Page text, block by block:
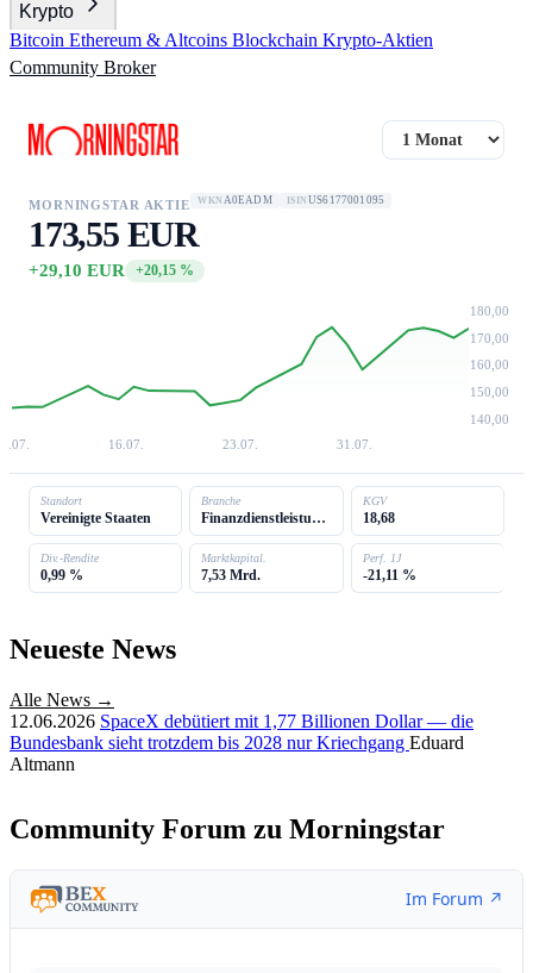
Krypto
Bitcoin Ethereum & Altcoins Blockchain Krypto-Aktien
Community Broker
MORNINGSTAR AKTIE WKN A0EADM ISIN US6177001095
173,55 EUR
+29,10 EUR +20,15 %
180,00
170,00
160,00
150,00
140,00
16.07. 23.07. 31.07.
Standort
Vereinigte Staaten
Branche
Finanzdienstleistungen
KGV
18,68
Div.-Rendite
0,99 %
Marktkapital.
7,53 Mrd.
Perf. 1J
-21,11 %
Neueste News
Alle News →
12.06.2026 SpaceX debütiert mit 1,77 Billionen Dollar — die
Bundesbank sieht trotzdem bis 2028 nur Kriechgang Eduard
Altmann
Community Forum zu Morningstar